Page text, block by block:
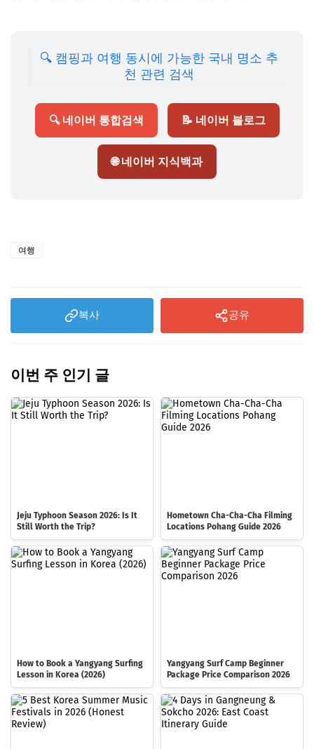
🔍 캠핑과 여행 동시에 가능한 국내 명소 추
천 관련 검색
🔍 네이버 통합검색 📝 네이버 블로그
🌐 네이버 지식백과
여행
복사 공유
이번 주 인기 글
Jeju Typhoon Season 2026: Is It
Still Worth the Trip?
Hometown Cha-Cha-Cha Filming
Locations Pohang Guide 2026
How to Book a Yangyang Surfing
Lesson in Korea (2026)
Yangyang Surf Camp Beginner
Package Price Comparison 2026